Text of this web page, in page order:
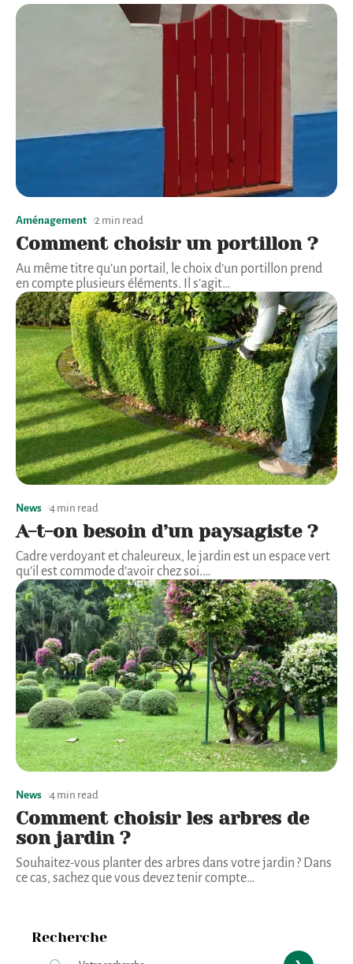
Aménagement 2 min read
Comment choisir un portillon ?
Au même titre qu’un portail, le choix d’un portillon prend
en compte plusieurs éléments. Il s’agit…
News 4 min read
A-t-on besoin d’un paysagiste ?
Cadre verdoyant et chaleureux, le jardin est un espace vert
qu’il est commode d’avoir chez soi.…
News 4 min read
Comment choisir les arbres de
son jardin ?
Souhaitez-vous planter des arbres dans votre jardin ? Dans
ce cas, sachez que vous devez tenir compte…
Recherche